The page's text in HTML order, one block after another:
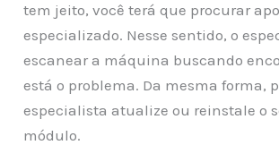
tem jeito, você terá que procurar
especializado. Nesse sentido, o
escanear a máquina buscando
está o problema. Da mesma forma,
especialista atualize ou reinstale o
módulo.